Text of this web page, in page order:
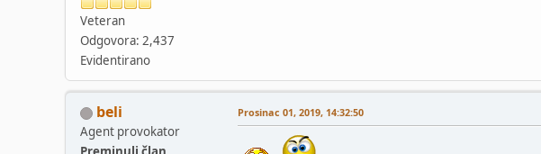
Veteran
Odgovora: 2,437
Evidentirano
beli
Agent provokator
Prosinac 01, 2019, 14:32:50